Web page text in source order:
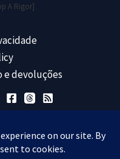
A Rigor]
e devoluções